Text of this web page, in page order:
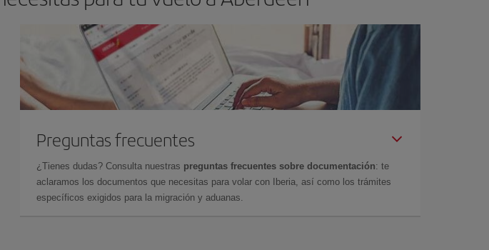
Preguntas frecuentes
¿Tienes dudas? Consulta nuestras preguntas frecuentes sobre documentación: te
aclaramos los documentos que necesitas para volar con Iberia, así como los trámites
específicos exigidos para la migración y aduanas.